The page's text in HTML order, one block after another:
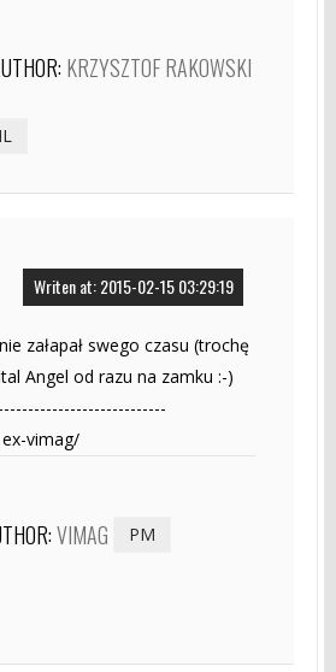
KRZYSZTOF RAKOWSKI
Writen at: 2015-02-15 03:29:19
załapał swego czasu (trochę
Angel od razu na zamku :-)
vimag/
VIMAG PM